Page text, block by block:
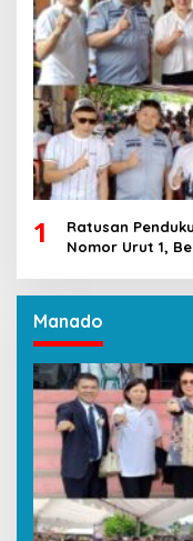
1
Ratusan
Nomor Urut 1,
Manado